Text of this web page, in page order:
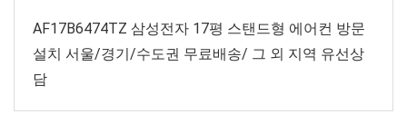
AF17B6474TZ 삼성전자 17평 스탠드형 에어컨 방문
설치 서울/경기/수도권 무료배송/ 그 외 지역 유선상
담